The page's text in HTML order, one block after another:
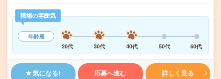
職場の雰囲気
年齢層
20代
30代 40代 50代 60代
気になる! 応募へ進む 詳しく見る